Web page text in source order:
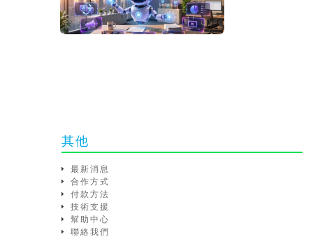
其他
最新消息
合作方式
付款方法
技術支援
幫助中心
聯絡我們